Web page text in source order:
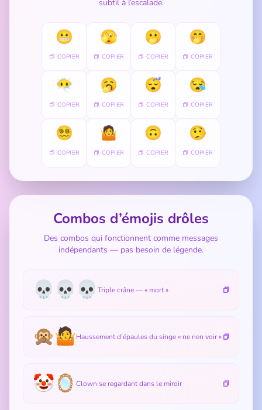
subtil à l’escalade.
😬
COPIER
🫣
COPIER
🫢
COPIER
🤭
COPIER
😶‍🌫️
COPIER
🥱
COPIER
😴
COPIER
😪
COPIER
😵‍💫
COPIER
🤷
COPIER
🙃
COPIER
🤥
COPIER
Combos d’émojis drôles
Des combos qui fonctionnent comme messages
indépendants — pas besoin de légende.
💀💀💀 Triple crâne — « mort »
🙊🤷Haussement d’épaules du singe « ne rien voir »
🤡🪞 Clown se regardant dans le miroir